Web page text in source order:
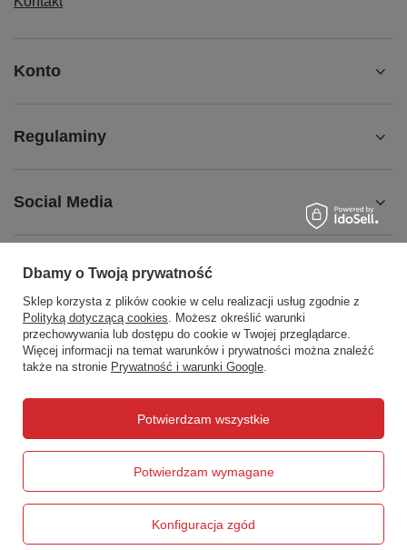
Konto
Regulaminy
Social Media
508372615 biuro@centrumwarsztatowe.pl
CentrumWarsztatowe.pl,Hetmańska 25,15-727Białystok
Dbamy o Twoją prywatność
Sklep korzysta z plików cookie w celu realizacji usług zgodnie z
Polityką dotyczącą cookies. Możesz określić warunki
przechowywania lub dostępu do cookie w Twojej przeglądarce.
Więcej informacji na temat warunków i prywatności można znaleźć
także na stronie Prywatność i warunki Google.
Potwierdzam wymagane
Konfiguracja zgód
Potwierdzam wszystkie